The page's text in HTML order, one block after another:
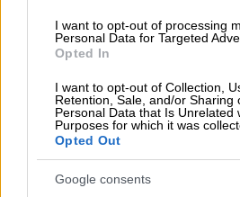
I want to opt-out of processing
Personal Data for Targeted
Opted In
I want to opt-out of Collection,
Retention, Sale, and/or Sharing
Personal Data that Is Unrelated
Purposes for which it was
Opted Out
Google consents
Λιακόπουλος και της
Υπηρεσίας Γιώργος
Βίντεο από το σημείο